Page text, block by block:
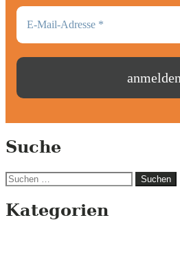
Suche
Suchen
Kategorien